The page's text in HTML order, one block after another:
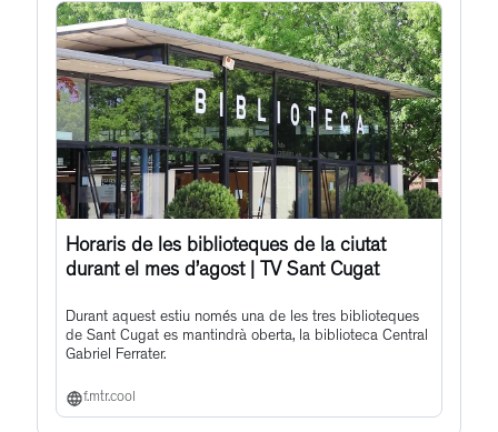
Horaris de les biblioteques de la ciutat
durant el mes d’agost | TV Sant Cugat
Durant aquest estiu només una de les tres biblioteques
de Sant Cugat es mantindrà oberta, la biblioteca Central
Gabriel Ferrater.
f.mtr.cool